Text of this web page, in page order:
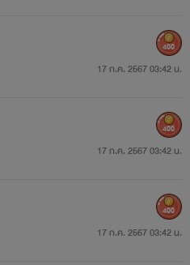
17 ก.ค. 2567 03:42 น.
400
17 ก.ค. 2567 03:42 น.
400
17 ก.ค. 2567 03:42 น.
400